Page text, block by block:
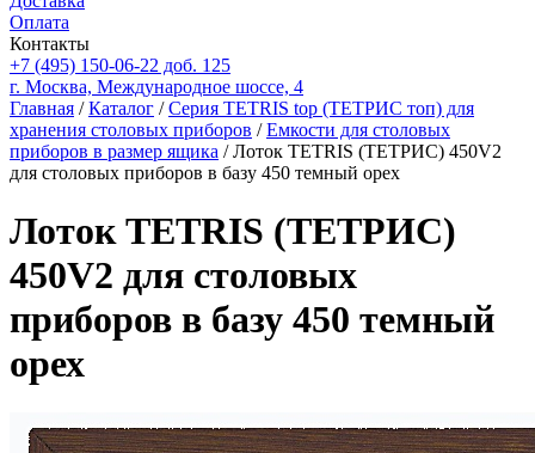
Оплата
Контакты
+7 (495) 150-06-22 доб. 125
г. Москва, Международное шоссе, 4
Главная /Каталог /Серия TETRIS top (ТЕТРИС топ) для
хранения столовых приборов /Емкости для столовых
приборов в размер ящика / Лоток TETRIS (ТЕТРИС) 450V2
для столовых приборов в базу 450 темный орех
Лоток TETRIS (ТЕТРИС)
450V2 для столовых
приборов в базу 450 темный
орех